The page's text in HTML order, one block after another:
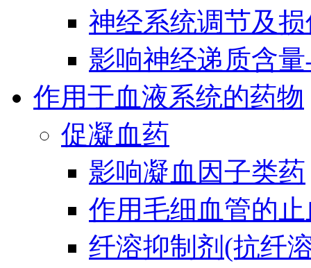
神经系统调节及
影响神经递质含
作用于血液系统的药物
促凝血药
影响凝血因子类药
作用毛细血管的
纤溶抑制剂(抗纤